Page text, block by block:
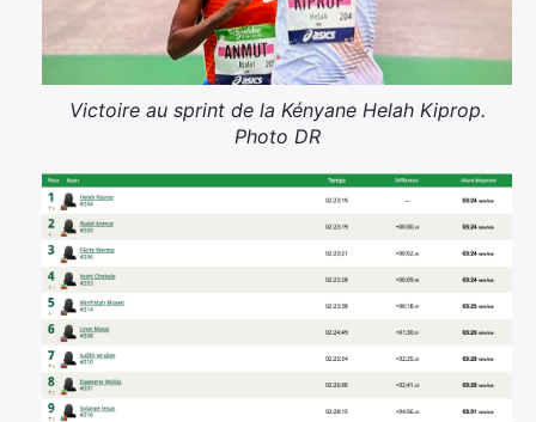
Victoire au sprint de la Kényane Helah Kiprop.
Photo DR